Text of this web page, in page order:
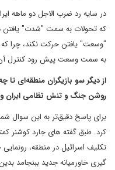
در سایه رد ضرب الاجل دو ماهه
که تحولات به سمت "شدت"
"وسعت" یافتن حرکت نکند، چرا که
به سمت وسعت پیش رود کنترل
از دیگر سو بازیگران منطقه‌ای
روشن جنگ و تنش نظامی ایران و
برای پاسخ دقیق‌تر به این سوال
کرد. طبق گفته های جارد کوشنر
تکلیف اسرائیل در منطقه،
گیری خاورمیانه جدید ببنجامد